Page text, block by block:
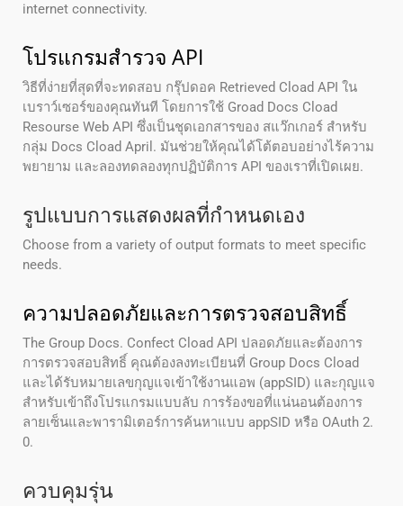
internet connectivity.
โปรแกรมสํารวจ API
วิธีที่ง่ายที่สุดที่จะทดสอบ กรุ๊ปดอค Retrieved Cload API ใน
เบราว์เซอร์ของคุณทันที โดยการใช้ Groad Docs Cload
Resourse Web API ซึ่งเป็นชุดเอกสารของ สแว๊กเกอร์ สําหรับ
กลุ่ม Docs Cload April. มันช่วยให้คุณได้โต้ตอบอย่างไร้ความ
พยายาม และลองทดลองทุกปฏิบัติการ API ของเราที่เปิดเผย.
รูปแบบการแสดงผลที่กําหนดเอง
Choose from a variety of output formats to meet specific
needs.
ความปลอดภัยและการตรวจสอบสิทธิ์
The Group Docs. Confect Cload API ปลอดภัยและต้องการ
การตรวจสอบสิทธิ์ คุณต้องลงทะเบียนที่ Group Docs Cload
และได้รับหมายเลขกุญแจเข้าใช้งานแอพ (appSID) และกุญแจ
สําหรับเข้าถึงโปรแกรมแบบลับ การร้องขอที่แน่นอนต้องการ
ลายเซ็นและพารามิเตอร์การค้นหาแบบ appSID หรือ OAuth 2.
0.
ควบคุมรุ่น